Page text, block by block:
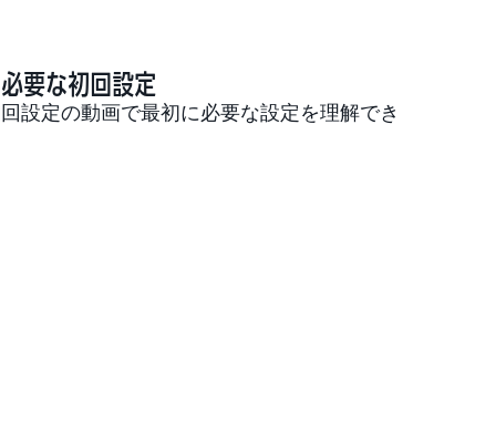
要な初回設定
設定の動画で最初に必要な設定を理解でき